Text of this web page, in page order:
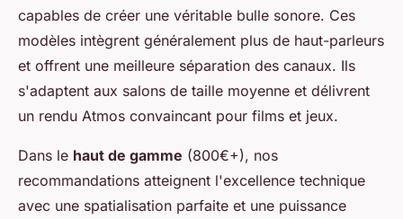
capables de créer une véritable bulle sonore. Ces
modèles intègrent généralement plus de haut-parleurs
et offrent une meilleure séparation des canaux. Ils
s'adaptent aux salons de taille moyenne et délivrent
un rendu Atmos convaincant pour films et jeux.
Dans le haut de gamme (800€+), nos
recommandations atteignent l'excellence technique
avec une spatialisation parfaite et une puissance